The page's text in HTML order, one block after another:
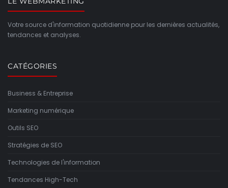
Votre source d'information quotidienne pour les dernières actualités,
tendances et analyses.
CATÉGORIES
Business & Entreprise
Marketing numérique
Outils SEO
Stratégies de SEO
Technologies de l'information
Tendances High-Tech